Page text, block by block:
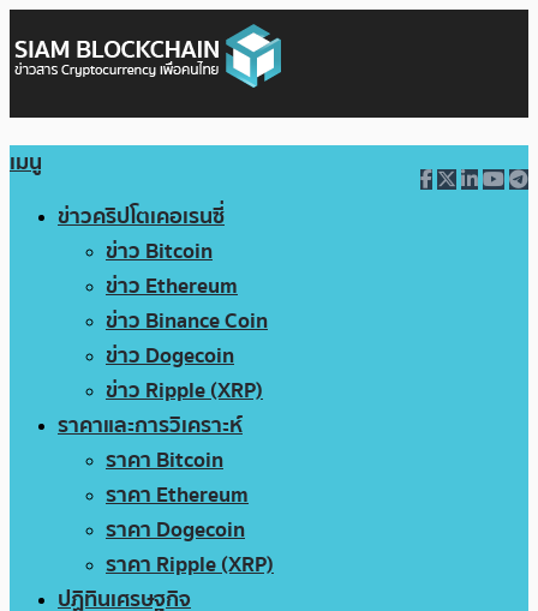
เมนู
ข่าวคริปโตเคอเรนซี่
ข่าว Bitcoin
ข่าว Ethereum
ข่าว Binance Coin
ข่าว Dogecoin
ข่าว Ripple (XRP)
ราคาและการวิเคราะห์
ราคา Bitcoin
ราคา Ethereum
ราคา Dogecoin
ราคา Ripple (XRP)
ปฏิทินเศรษฐกิจ